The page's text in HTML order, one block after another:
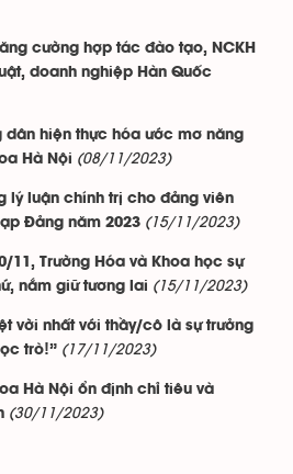
cường hợp tác đào tạo, NCKH
doanh nghiệp Hàn Quốc
dân hiện thực hóa ước mơ năng
Hà Nội (08/11/2023)
lý luận chính trị cho đảng viên
Đảng năm 2023 (15/11/2023)
11, Trường Hóa và Khoa học sự
nắm giữ tương lai (15/11/2023)
vời nhất với thầy/cô là sự trưởng
trò!” (17/11/2023)
Hà Nội ổn định chỉ tiêu và
(30/11/2023)